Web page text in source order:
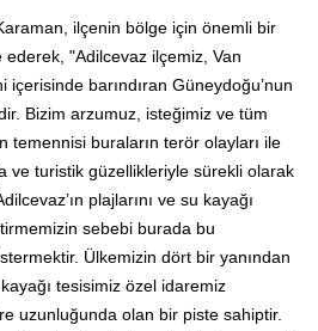
ilçenin bölge için önemli bir
"Adilcevaz ilçemiz, Van
içerisinde barındıran Güneydoğu’nun
Bizim arzumuz, isteğimiz ve tüm
temennisi buraların terör olayları ile
ve turistik güzellikleriyle sürekli olarak
plajlarını ve su kayağı
sebebi burada bu
Ülkemizin dört bir yanından
tesisimiz özel idaremiz
uzunluğunda olan bir piste sahiptir.